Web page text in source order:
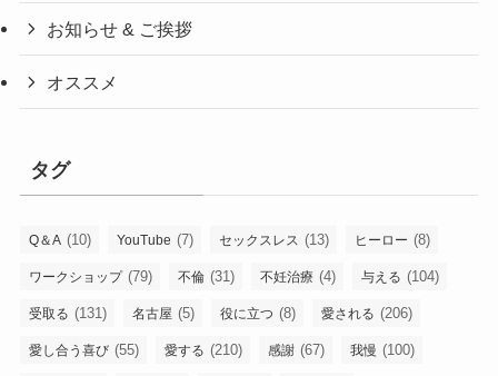
お知らせ & ご挨拶
オススメ
タグ
Q＆A (10) YouTube (7) セックスレス (13) ヒーロー (8)
ワークショップ(79) 不倫 (31) 不妊治療 (4) 与える (104)
受取る (131) 名古屋 (5) 役に立つ (8) 愛される (206)
愛し合う喜び (55) 愛する (210) 感謝 (67) 我慢 (100)